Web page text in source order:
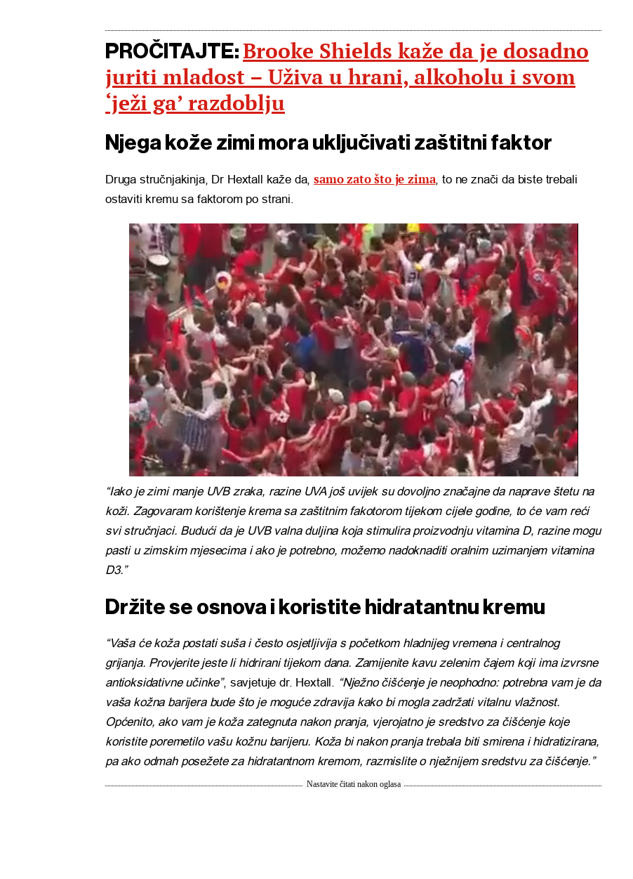
PROČITAJTE: Brooke Shields kaže da je dosadno
juriti mladost – Uživa u hrani, alkoholu i svom
‘ježi ga’ razdoblju
Njega kože zimi mora uključivati zaštitni faktor
Druga stručnjakinja, Dr Hextall kaže da,samo zato što je zima, to ne znači da biste trebali
ostaviti kremu sa faktorom po strani.
“Iako je zimi manje UVB zraka, razine UVA još uvijek su dovoljno značajne da naprave štetu na
koži. Zagovaram korištenje krema sa zaštitnim fakotorom tijekom cijele godine, to će vam reći
svi stručnjaci. Budući da je UVB valna duljina koja stimulira proizvodnju vitamina D, razine mogu
pasti u zimskim mjesecima i ako je potrebno, možemo nadoknaditi oralnim uzimanjem vitamina
D3.”
Držite se osnova i koristite hidratantnu kremu
“Vaša će koža postati suša i često osjetljivija s početkom hladnijeg vremena i centralnog
grijanja. Provjerite jeste li hidrirani tijekom dana. Zamijenite kavu zelenim čajem koji ima izvrsne
antioksidativne učinke”, savjetuje dr. Hextall.
“Nježno čišćenje je neophodno: potrebna vam je da
vaša kožna barijera bude što je moguće zdravija kako bi mogla zadržati vitalnu vlažnost.
Općenito, ako vam je koža zategnuta nakon pranja, vjerojatno je sredstvo za čišćenje koje
koristite poremetilo vašu kožnu barijeru. Koža bi nakon pranja trebala biti smirena i hidratizirana,
pa ako odmah posežete za hidratantnom kremom, razmislite o nježnijem sredstvu za čišćenje.”
Nastavite čitati nakon oglasa